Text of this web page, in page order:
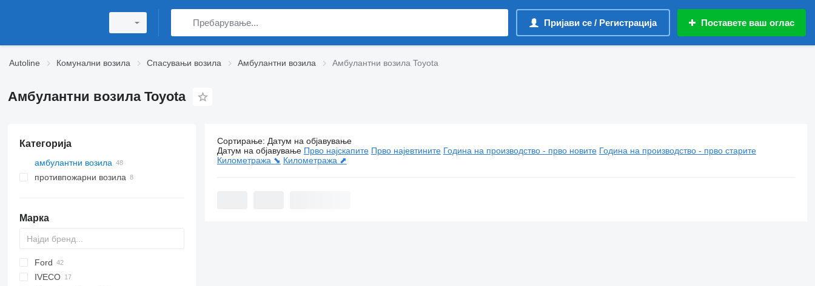
Пријави се / Регистрација Поставете ваш оглас
Autoline Комунални возила Спасувањи возила Амбулантни возила Амбулантни возила Toyota
Амбулантни возила Toyota
Категорија
амбулантни возила
противпожарни возила
Марка
2-Series
X-Series
Express
Tahoe
Berlingo
Jumper
YA
Doblo
Ducato
Ford
Explorer
H-series
IVECO
48 огласа:Амбулантни возила Toyota
Сортирање: Датум на објавување
Датум на објавување Прво најскапите Прво најевтините Година на производство - прво новите Година на производство - прво старите
Километража ⬊ Километража ⬈